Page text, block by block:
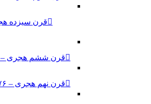
قرن ششم هجری – ۴۸۵ الی ۵۸۲ شمسی
قرن نهم هجری – ۷۷۶ الی ۸۷۳ شمسی